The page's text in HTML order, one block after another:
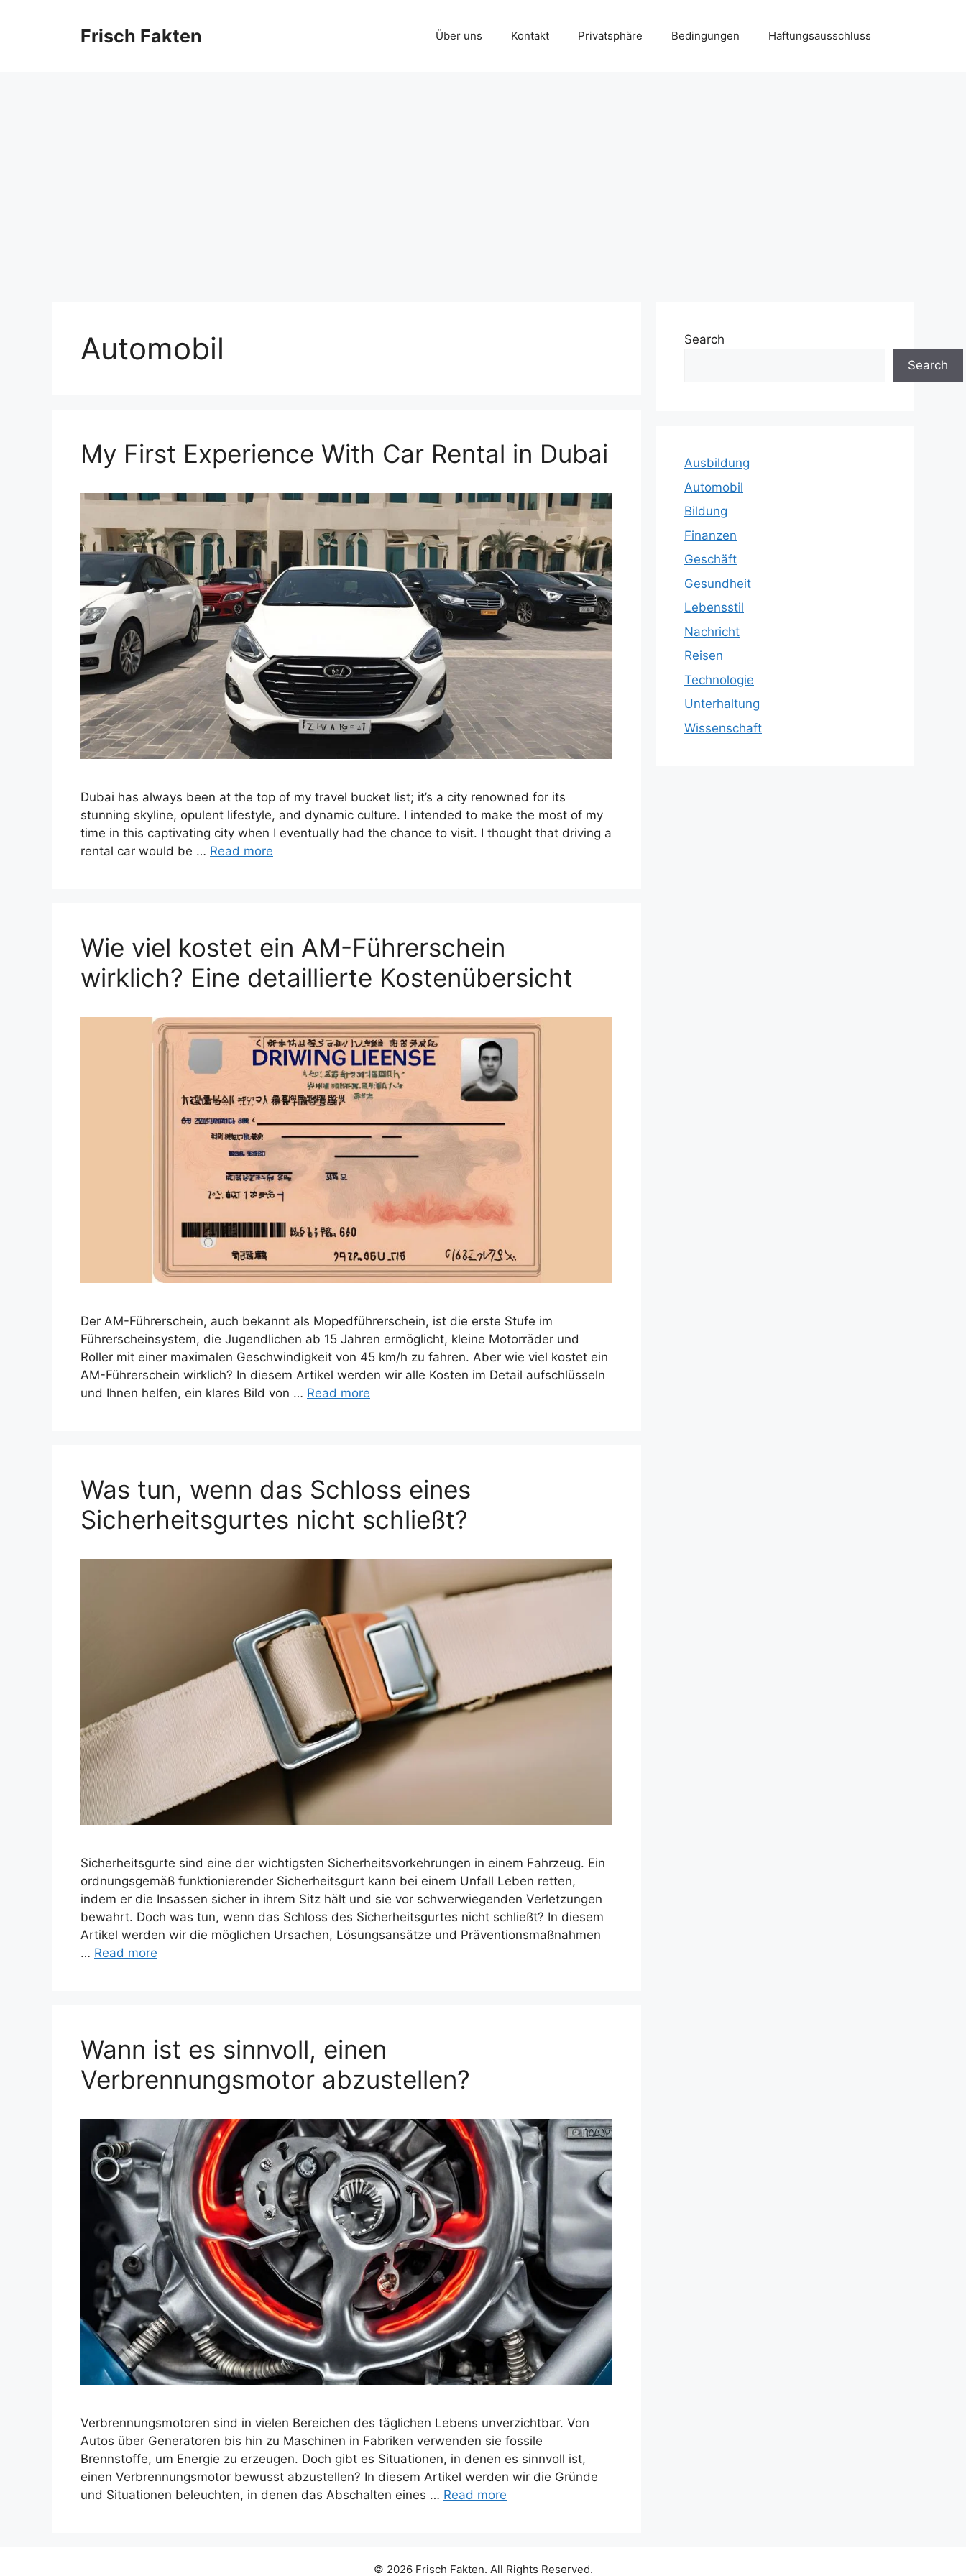
Frisch Fakten Über uns Kontakt Privatsphäre Bedingungen Haftungsausschluss
Automobil
My First Experience With Car Rental in Dubai
Dubai has always been at the top of my travel bucket list; it’s a city renowned for its
stunning skyline, opulent lifestyle, and dynamic culture. I intended to make the most of my
time in this captivating city when I eventually had the chance to visit. I thought that driving a
rental car would be … Read more
Wie viel kostet ein AM-Führerschein
wirklich? Eine detaillierte Kostenübersicht
Der AM-Führerschein, auch bekannt als Mopedführerschein, ist die erste Stufe im
Führerscheinsystem, die Jugendlichen ab 15 Jahren ermöglicht, kleine Motorräder und
Roller mit einer maximalen Geschwindigkeit von 45 km/h zu fahren. Aber wie viel kostet ein
AM-Führerschein wirklich? In diesem Artikel werden wir alle Kosten im Detail aufschlüsseln
und Ihnen helfen, ein klares Bild von … Read more
Was tun, wenn das Schloss eines
Sicherheitsgurtes nicht schließt?
Sicherheitsgurte sind eine der wichtigsten Sicherheitsvorkehrungen in einem Fahrzeug. Ein
ordnungsgemäß funktionierender Sicherheitsgurt kann bei einem Unfall Leben retten,
indem er die Insassen sicher in ihrem Sitz hält und sie vor schwerwiegenden Verletzungen
bewahrt. Doch was tun, wenn das Schloss des Sicherheitsgurtes nicht schließt? In diesem
Artikel werden wir die möglichen Ursachen, Lösungsansätze und Präventionsmaßnahmen
… Read more
Wann ist es sinnvoll, einen
Verbrennungsmotor abzustellen?
Verbrennungsmotoren sind in vielen Bereichen des täglichen Lebens unverzichtbar. Von
Autos über Generatoren bis hin zu Maschinen in Fabriken verwenden sie fossile
Brennstoffe, um Energie zu erzeugen. Doch gibt es Situationen, in denen es sinnvoll ist,
einen Verbrennungsmotor bewusst abzustellen? In diesem Artikel werden wir die Gründe
und Situationen beleuchten, in denen das Abschalten eines … Read more
Search
Search
Ausbildung
Automobil
Bildung
Finanzen
Geschäft
Gesundheit
Lebensstil
Nachricht
Reisen
Technologie
Unterhaltung
Wissenschaft
© 2026 Frisch Fakten. All Rights Reserved.